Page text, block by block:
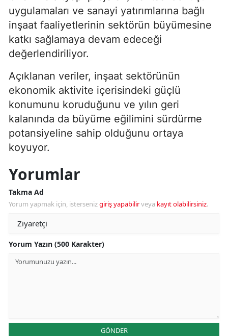
uygulamaları ve sanayi yatırımlarına bağlı
inşaat faaliyetlerinin sektörün büyümesine
katkı sağlamaya devam edeceği
değerlendiriliyor.
Açıklanan veriler, inşaat sektörünün
ekonomik aktivite içerisindeki güçlü
konumunu koruduğunu ve yılın geri
kalanında da büyüme eğilimini sürdürme
potansiyeline sahip olduğunu ortaya
koyuyor.
Yorumlar
Takma Ad
Yorum yapmak için, istersenizgiriş yapabilirveya kayıt olabilirsiniz.
Yorum Yazın (500 Karakter)
GÖNDER